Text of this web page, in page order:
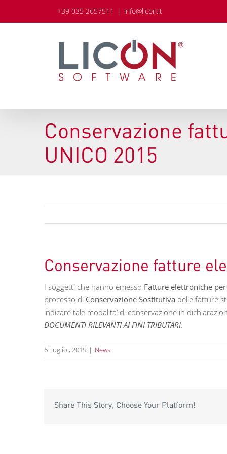
+39 035 2657511 | info@licon.it
Conservazione
UNICO 2015
Conservazione fatture
I soggetti che hanno emesso Fatture elettroniche per
processo di Conservazione Sostitutiva delle fatture
indicare tale modalita’ di conservazione in
DOCUMENTI RILEVANTI AI FINI TRIBUTARI.
6 Luglio , 2015 | News
Share This Story, Choose Your Platform!